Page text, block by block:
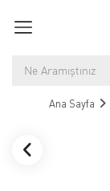
Ana Sayfa